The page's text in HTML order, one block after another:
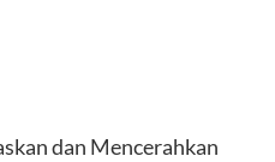
dan Mencerahkan